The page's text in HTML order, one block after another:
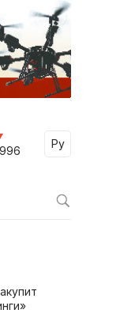
Ру
Select